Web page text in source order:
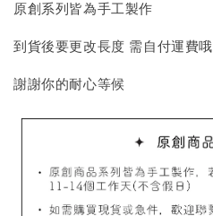
質感飾品收納盒
NT$ 399
原創系列皆為手工製作
到貨後要更改長度 需自付運費哦
謝謝你的耐心等候